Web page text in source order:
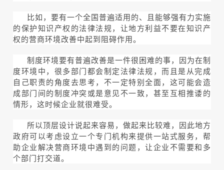
比如，要有一个全国普遍适用的、且能够强有力实施
的保护知识产权的法律法规，让地方利益不要在知识产
权的营商环境改善中起到阻碍作用。
制度环境要有普遍改善是一件很困难的事，因为在制
度环境中，很多部门都会制定法律法规，而且是从完成
自己职责的角度去思考，不一定特别全面，这可能会造
成部门间的制度冲突或是意见不一致，甚至互相推诿的
情形，这时候企业就很难受。
所以顶层设计说起来容易，做起来比较难，因此地方
政府可以考虑设立一个专门机构来提供一站式服务，帮
助企业解决营商环境中遇到的问题，让企业不需要和多
个部门打交道。